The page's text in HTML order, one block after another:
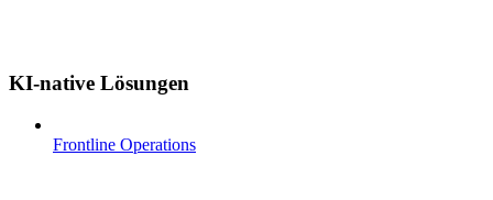
KI-native Lösungen
Frontline Operations